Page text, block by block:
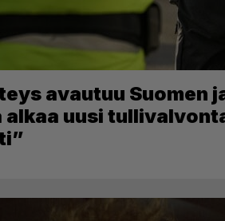
avautuu Suomen
alkaa uusi